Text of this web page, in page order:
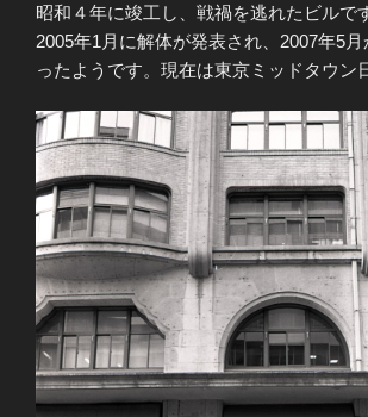
昭和４年に竣工し、戦禍を逃れたビルで
2005年1月に解体が発表され、2007年5
ったようです。現在は東京ミッドタウン